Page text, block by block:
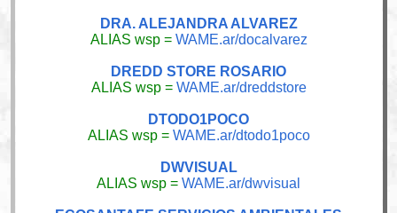
DRA. ALEJANDRA ALVAREZ
ALIAS wsp = WAME.ar/docalvarez
DREDD STORE ROSARIO
ALIAS wsp = WAME.ar/dreddstore
DTODO1POCO
ALIAS wsp = WAME.ar/dtodo1poco
DWVISUAL
ALIAS wsp = WAME.ar/dwvisual